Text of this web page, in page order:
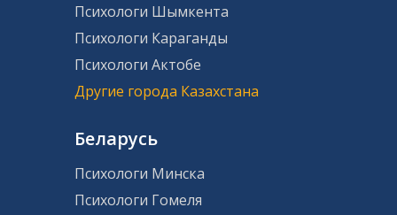
Психологи Шымкента
Психологи Караганды
Психологи Актобе
Другие города Казахстана
Беларусь
Психологи Минска
Психологи Гомеля